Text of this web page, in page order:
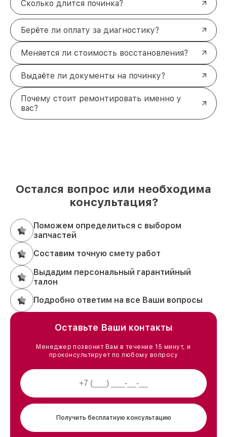
Сколько длится починка?
Берёте ли оплату за диагностику?
Меняется ли стоимость восстановления?
Выдаёте ли документы на починку?
Почему стоит ремонтировать именно у
вас?
Остался вопрос или необходима
консультация?
Поможем определиться с выбором
запчастей
Составим точную смету работ
Выдадим персональный гарантийный
талон
Подробно ответим на все Ваши вопросы
Оставьте Ваши контакты
Менеджер позвонит Вам в течение 15 минут, и
проконсультирует по любому вопросу
Получить бесплатную консультацию